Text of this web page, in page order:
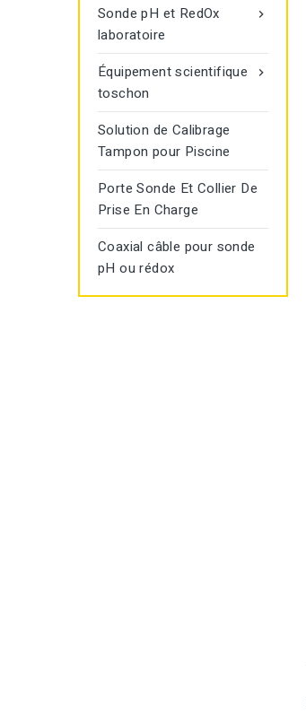

Sonde pH et RedOx
laboratoire

Équipement scientifique
toschon
Solution de Calibrage
Tampon pour Piscine
Porte Sonde Et Collier De
Prise En Charge
Coaxial câble pour sonde
pH ou rédox